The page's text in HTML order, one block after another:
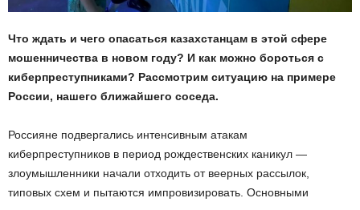
Что ждать и чего опасаться казахстанцам в этой сфере
мошенничества в новом году? И как можно бороться с
киберпреступниками? Рассмотрим ситуацию на примере
России, нашего ближайшего соседа.
Россияне подвергались интенсивным атакам
киберпреступников в период рождественских каникул —
злоумышленники начали отходить от веерных рассылок,
типовых схем и пытаются импровизировать. Основными